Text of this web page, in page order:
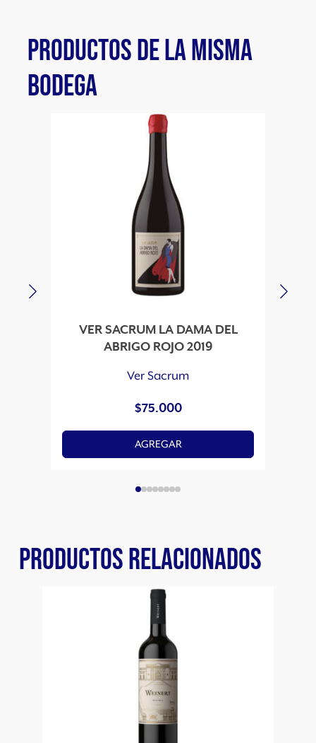
PRODUCTOS DE LA MISMA
BODEGA
VER SACRUM LA DAMA DEL
ABRIGO ROJO 2019
Ver Sacrum
$75.000
AGREGAR
PRODUCTOS RELACIONADOS